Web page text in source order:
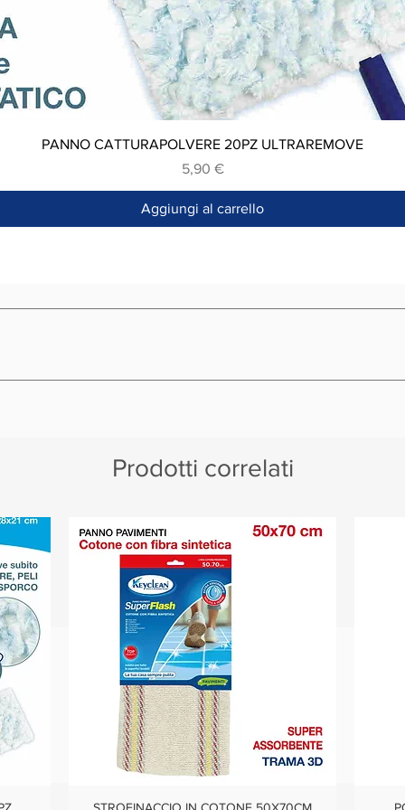
Vista rapida
PANNO CATTURAPOLVERE 20PZ ULTRAREMOVE
Prezzo
5,90 €
Aggiungi al carrello
Prodotti correlati
STROFINACCIO IN COTONE 50X70CM